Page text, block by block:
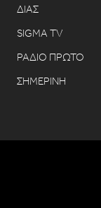
ΔΙΑΣ
SIGMA TV
ΡΑΔΙΟ ΠΡΩΤΟ
ΣΗΜΕΡΙΝΗ